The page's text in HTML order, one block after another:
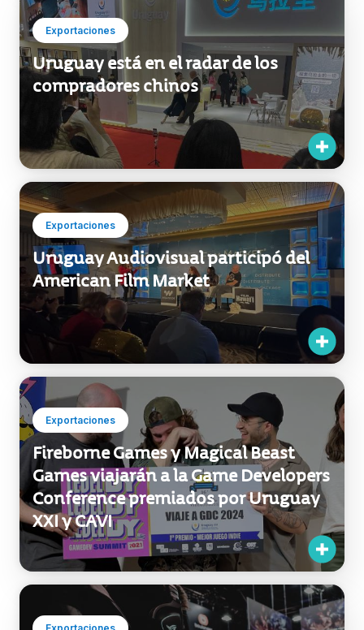
Exportaciones
Uruguay está en el radar de los
compradores chinos
Exportaciones
Uruguay Audiovisual participó del
American Film Market
Exportaciones
Fireborne Games y Magical Beast
Games viajarán a la Game Developers
Conference premiados por Uruguay
XXI y CAVI